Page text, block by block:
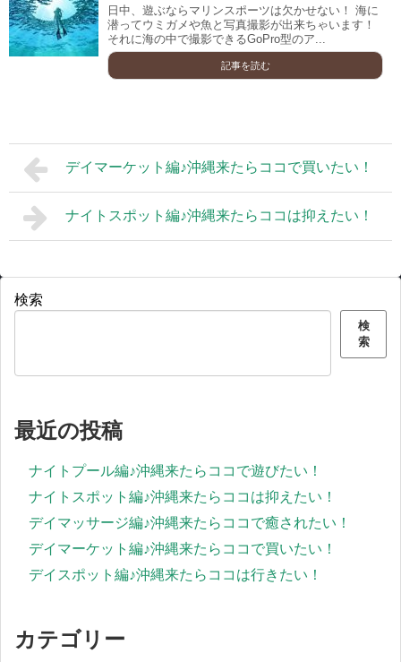
日中、遊ぶならマリンスポーツは欠かせない！ 海に
潜ってウミガメや魚と写真撮影が出来ちゃいます！
それに海の中で撮影できるGoPro型のア...
記事を読む
デイマーケット編♪沖縄来たらココで買いたい！
ナイトスポット編♪沖縄来たらココは抑えたい！
検索
検
索
最近の投稿
ナイトプール編♪沖縄来たらココで遊びたい！
ナイトスポット編♪沖縄来たらココは抑えたい！
デイマッサージ編♪沖縄来たらココで癒されたい！
デイマーケット編♪沖縄来たらココで買いたい！
デイスポット編♪沖縄来たらココは行きたい！
カテゴリー